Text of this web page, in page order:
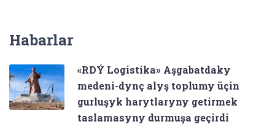
Habarlar
«RDÝ Logistika» Aşgabatdaky
medeni-dynç alyş toplumy üçin
gurluşyk harytlaryny getirmek
taslamasyny durmuşa geçirdi